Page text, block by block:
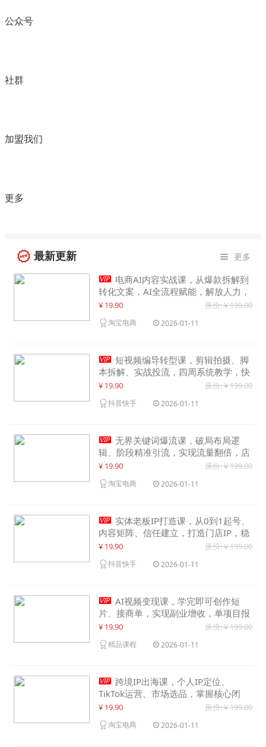
公众号
社群
加盟我们
更多
最新更新  更多
 电商AI内容实战课，从爆款拆解到
转化文案，AI全流程赋能，解放人力，
单月节省内容成本数万元
¥ 19.90 原价: ¥ 199.00
淘宝电商 2026-01-11
 短视频编导转型课，剪辑拍摄、脚
本拆解、实战投流，四周系统教学，快
速入行月入2w+
¥ 19.90 原价: ¥ 199.00
抖音快手 2026-01-11
 无界关键词爆流课，破局布局逻
辑、阶段精准引流，实现流量翻倍，店
铺业绩增长50%+
¥ 19.90 原价: ¥ 199.00
淘宝电商 2026-01-11
 实体老板IP打造课，从0到1起号、
内容矩阵、信任建立，打造门店IP，稳
定获客增收
¥ 19.90 原价: ¥ 199.00
抖音快手 2026-01-11
 AI视频变现课，学完即可创作短
片、接商单，实现副业增收，单项目报
价可达千元
¥ 19.90 原价: ¥ 199.00
精品课程 2026-01-11
 跨境IP出海课，个人IP定位、
TikTok运营、市场选品，掌握核心闭
环，实现月入1万美金+
¥ 19.90 原价: ¥ 199.00
淘宝电商 2026-01-11